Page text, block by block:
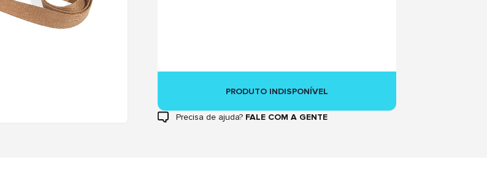
PRODUTO INDISPONÍVEL
Precisa de ajuda? FALE COM A GENTE